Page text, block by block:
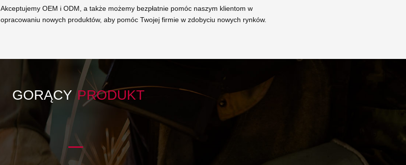
Akceptujemy OEM i ODM, a także możemy bezpłatnie pomóc naszym klientom w
opracowaniu nowych produktów, aby pomóc Twojej firmie w zdobyciu nowych rynków.
GORĄCY PRODUKT